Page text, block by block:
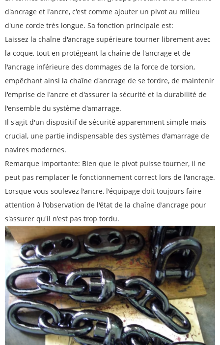
d'ancrage et l'ancre, c'est comme ajouter un pivot au milieu
d'une corde très longue. Sa fonction principale est:
Laissez la chaîne d'ancrage supérieure tourner librement avec
la coque, tout en protégeant la chaîne de l'ancrage et de
l'ancrage inférieure des dommages de la force de torsion,
empêchant ainsi la chaîne d'ancrage de se tordre, de maintenir
l'emprise de l'ancre et d'assurer la sécurité et la durabilité de
l'ensemble du système d'amarrage.
Il s'agit d'un dispositif de sécurité apparemment simple mais
crucial, une partie indispensable des systèmes d'amarrage de
navires modernes.
Remarque importante: Bien que le pivot puisse tourner, il ne
peut pas remplacer le fonctionnement correct lors de l'ancrage.
Lorsque vous soulevez l'ancre, l'équipage doit toujours faire
attention à l'observation de l'état de la chaîne d'ancrage pour
s'assurer qu'il n'est pas trop tordu.